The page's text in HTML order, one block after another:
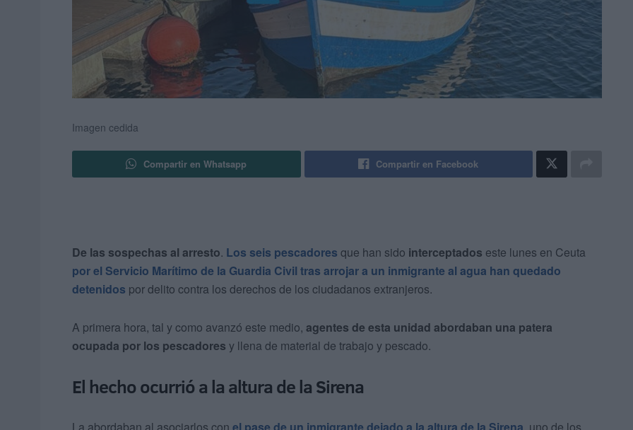
Imagen cedida
Compartir en Whatsapp Compartir en Facebook
De las sospechas al arresto. Los seis pescadores que han sido interceptados este lunes en Ceuta
por el Servicio Marítimo de la Guardia Civil tras arrojar a un inmigrante al agua han quedado
detenidos por delito contra los derechos de los ciudadanos extranjeros.
A primera hora, tal y como avanzó este medio, agentes de esta unidad abordaban una patera
ocupada por los pescadores y llena de material de trabajo y pescado.
El hecho ocurrió a la altura de la Sirena